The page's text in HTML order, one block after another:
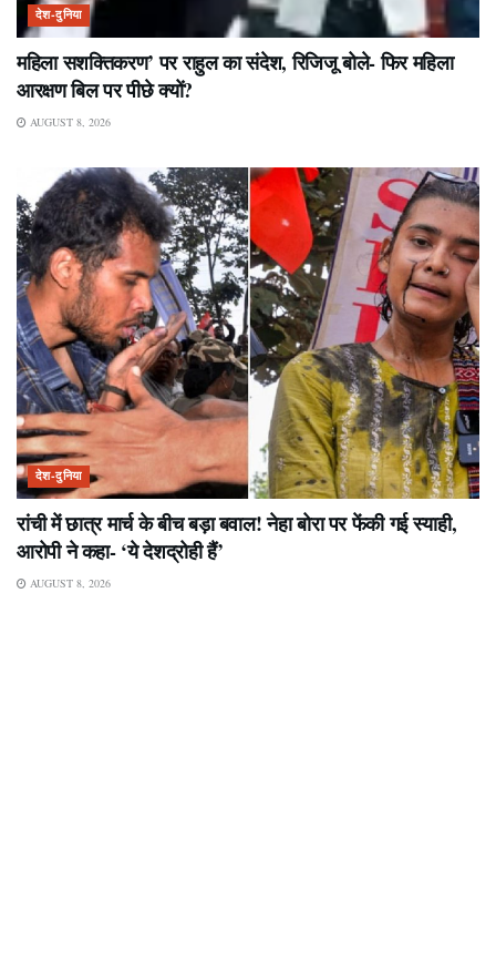
देश-दुनिया
महिला सशक्तिकरण’ पर राहुल का संदेश, रिजिजू बोले- फिर महिला
आरक्षण बिल पर पीछे क्यों?
AUGUST 8, 2026
देश-दुनिया
रांची में छात्र मार्च के बीच बड़ा बवाल! नेहा बोरा पर फेंकी गई स्याही,
आरोपी ने कहा- ‘ये देशद्रोही हैं’
AUGUST 8, 2026